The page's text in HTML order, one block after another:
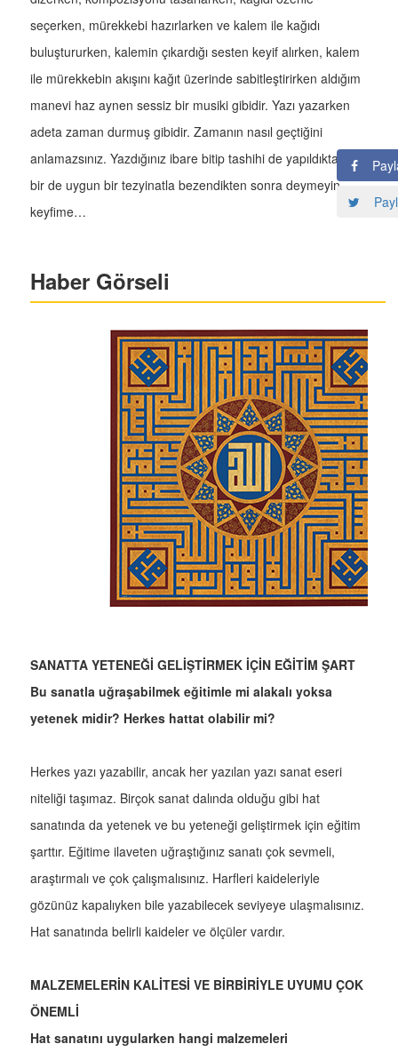
seçerken, mürekkebi hazırlarken ve kalem ile kağıdı
buluştururken, kalemin çıkardığı sesten keyif alırken, kalem
ile mürekkebin akışını kağıt üzerinde sabitleştirirken aldığım
manevi haz aynen sessiz bir musiki gibidir. Yazı yazarken
adeta zaman durmuş gibidir. Zamanın nasıl geçtiğini
anlamazsınız. Yazdığınız ibare bitip tashihi de yapıldıktan ve
bir de uygun bir tezyinatla bezendikten sonra deymeyin
keyfime…
Haber Görseli
SANATTA YETENEĞİ GELİŞTİRMEK İÇİN EĞİTİM ŞART
Bu sanatla uğraşabilmek eğitimle mi alakalı yoksa
yetenek midir? Herkes hattat olabilir mi?
Herkes yazı yazabilir, ancak her yazılan yazı sanat eseri
niteliği taşımaz. Birçok sanat dalında olduğu gibi hat
sanatında da yetenek ve bu yeteneği geliştirmek için eğitim
şarttır. Eğitime ilaveten uğraştığınız sanatı çok sevmeli,
araştırmalı ve çok çalışmalısınız. Harfleri kaideleriyle
gözünüz kapalıyken bile yazabilecek seviyeye ulaşmalısınız.
Hat sanatında belirli kaideler ve ölçüler vardır.
MALZEMELERİN KALİTESİ VE BİRBİRİYLE UYUMU ÇOK
ÖNEMLİ
Hat sanatını uygularken hangi malzemeleri